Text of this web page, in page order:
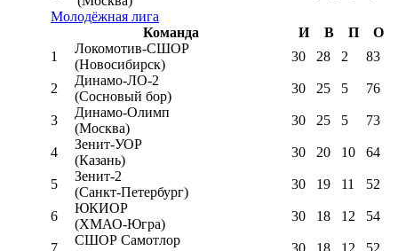
Молодёжная лига
Команда
И В П
О
1
Локомотив-CШОР
(Новосибирск)
30 28 2 83
2
Динамо-ЛО-2
(Сосновый бор)
30 25 5 76
3
Динамо-Олимп
(Москва)
30 25 5 73
4
Зенит-УОР
(Казань)
30 20 10 64
5
Зенит-2
(Санкт-Петербург)
30 19 11 52
6
ЮКИОР
(ХМАО-Югра)
30 18 12 54
7
СШОР Самотлор
30 18 12 52